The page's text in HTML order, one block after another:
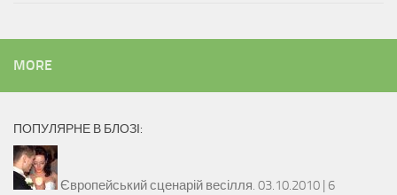
MORE
ПОПУЛЯРНЕ В БЛОЗІ:
Європейський сценарій весілля. 03.10.2010 | 6